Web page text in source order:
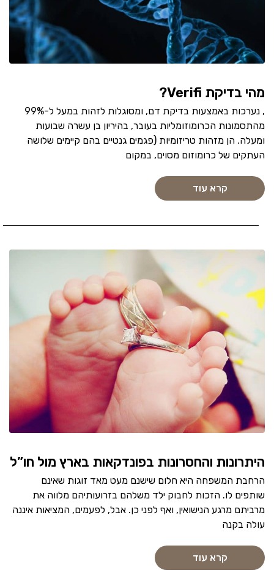
מהי בדיקת Verifi?
, נערכות באמצעות בדיקת דם, ומסוגלות לזהות במעל ל-99%
מהתסמונות הכרומוזומליות בעובר, בהיריון בן עשרה שבועות
ומעלה. הן מזהות טריזומיות (פגמים גנטיים בהם קיימים שלושה
העתקים של כרומוזום מסוים, במקום
קרא עוד
היתרונות והחסרונות בפונדקאות בארץ מול חו”ל
הרחבת המשפחה היא חלום שישנם מעט מאד זוגות שאינם
שותפים לו. הזכות לחבוק ילד משלהם בזרועותיהם מלווה את
מרביתם מרגע הנישואין, ואף לפני כן. אבל, לפעמים, המציאות איננה
עולה בקנה
קרא עוד